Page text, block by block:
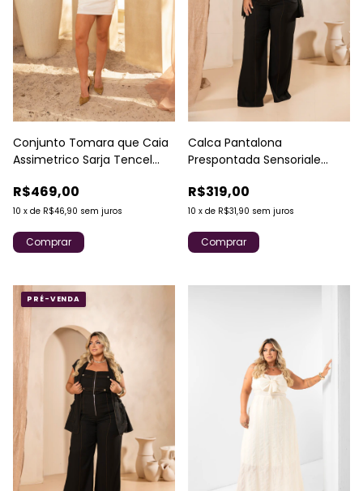
Conjunto Tomara que Caia
Assimetrico Sarja Tencel
R$469,00
10 x de R$46,90 sem juros
Comprar
Calca Pantalona
Prespontada Sensoriale
R$319,00
10 x de R$31,90 sem juros
Comprar
PRÉ-VENDA